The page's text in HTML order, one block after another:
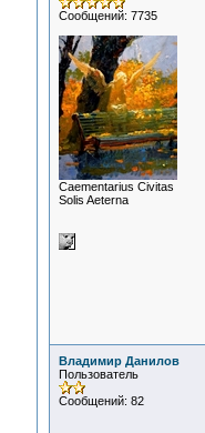
Сообщений: 7735
Сaementarius Civitas
Solis Aeterna
Владимир Данилов
Пользователь
Сообщений: 82